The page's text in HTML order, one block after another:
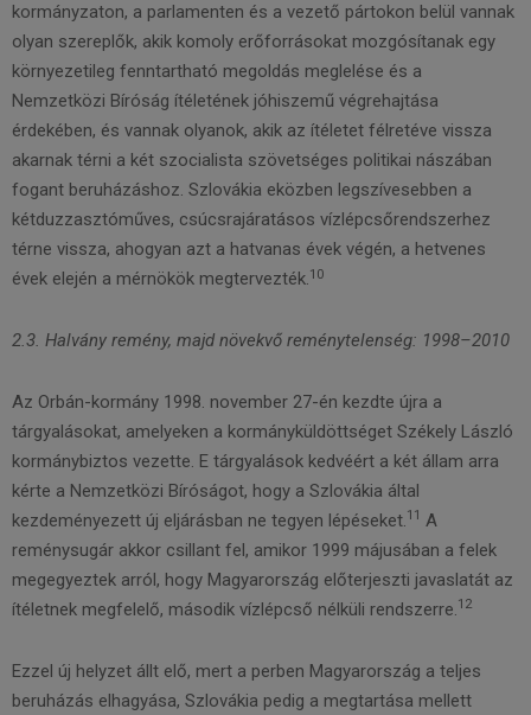
kormányzaton, a parlamenten és a vezető pártokon belül vannak
olyan szereplők, akik komoly erőforrásokat mozgósítanak egy
környezetileg fenntartható megoldás meglelése és a
Nemzetközi Bíróság ítéletének jóhiszemű végrehajtása
érdekében, és vannak olyanok, akik az ítéletet félretéve vissza
akarnak térni a két szocialista szövetséges politikai nászában
fogant beruházáshoz. Szlovákia eközben legszívesebben a
kétduzzasztóműves, csúcsrajáratásos vízlépcsőrendszerhez
térne vissza, ahogyan azt a hatvanas évek végén, a hetvenes
évek elején a mérnökök megtervezték.10
2.3. Halvány remény, majd növekvő reménytelenség: 1998–2010
Az Orbán-kormány 1998. november 27-én kezdte újra a
tárgyalásokat, amelyeken a kormányküldöttséget Székely László
kormánybiztos vezette. E tárgyalások kedvéért a két állam arra
kérte a Nemzetközi Bíróságot, hogy a Szlovákia által
kezdeményezett új eljárásban ne tegyen lépéseket.11 A
reménysugár akkor csillant fel, amikor 1999 májusában a felek
megegyeztek arról, hogy Magyarország előterjeszti javaslatát az
ítéletnek megfelelő, második vízlépcső nélküli rendszerre.12
Ezzel új helyzet állt elő, mert a perben Magyarország a teljes
beruházás elhagyása, Szlovákia pedig a megtartása mellett